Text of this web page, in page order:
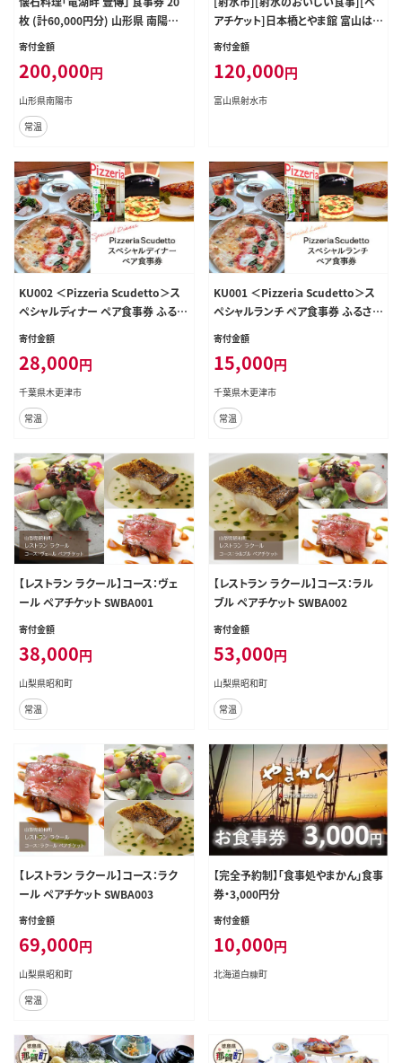
枚 (計60,000円分) 山形県 南陽市
[1817]
寄付金額
200,000円
山形県南陽市
常温
アチケット]日本橋とやま館 富山はま
作 プレミアム「立山コース」ペアチケ
配送不可
寄付金額
120,000円
富山県射水市
KU002 ＜Pizzeria Scudetto＞ス
ペシャルディナー ペア食事券 ふるさ
と納税 食事券 イタリアン ピザ パス
タ アンティパスト アラカルト オシャ
レランチ デート 千葉県 木更津 送料
無料
寄付金額
28,000円
千葉県木更津市
常温
KU001 ＜Pizzeria Scudetto＞ス
ペシャルランチ ペア食事券 ふるさと
納税 食事券 イタリアン ピザ パスタ
アンティパスト アラカルト デート 千
葉県 木更津 送料無料
寄付金額
15,000円
千葉県木更津市
常温
【レストラン ラクール】コース：ヴェ
ール ペアチケット SWBA001
寄付金額
38,000円
山梨県昭和町
常温
【レストラン ラクール】コース：ラル
ブル ペアチケット SWBA002
寄付金額
53,000円
山梨県昭和町
常温
【レストラン ラクール】コース：ラク
ール ペアチケット SWBA003
寄付金額
69,000円
山梨県昭和町
常温
【完全予約制】「食事処やまかん」食事
券・3,000円分
寄付金額
10,000円
北海道白糠町